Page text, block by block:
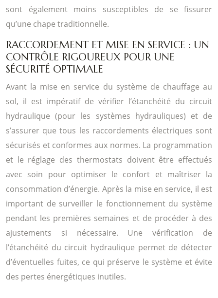
sont également moins susceptibles de se fissurer
qu’une chape traditionnelle.
RACCORDEMENT ET MISE EN SERVICE : UN
CONTRÔLE RIGOUREUX POUR UNE
SÉCURITÉ OPTIMALE
Avant la mise en service du système de chauffage au
sol, il est impératif de vérifier l’étanchéité du circuit
hydraulique (pour les systèmes hydrauliques) et de
s’assurer que tous les raccordements électriques sont
sécurisés et conformes aux normes. La programmation
et le réglage des thermostats doivent être effectués
avec soin pour optimiser le confort et maîtriser la
consommation d’énergie. Après la mise en service, il est
important de surveiller le fonctionnement du système
pendant les premières semaines et de procéder à des
ajustements si nécessaire. Une vérification de
l’étanchéité du circuit hydraulique permet de détecter
d’éventuelles fuites, ce qui préserve le système et évite
des pertes énergétiques inutiles.